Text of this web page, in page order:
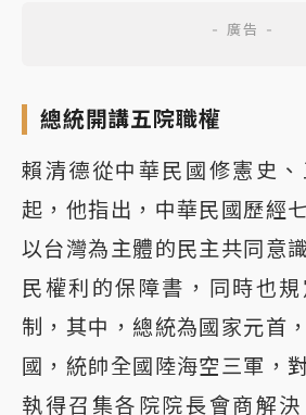
總統開講五院職權
賴清德從中華民國修憲史
起，他指出，中華民國歷經
以台灣為主體的民主共同意
民權利的保障書，同時也
制，其中，總統為國家元首
國，統帥全國陸海空三軍，
執得召集各院院長會商解